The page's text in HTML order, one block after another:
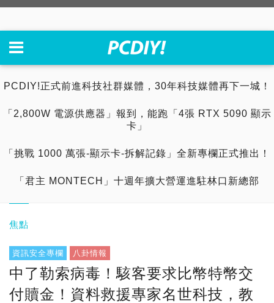
PCDIY!正式前進科技社群媒體，30年科技媒體再下一城！
「2,800W 電源供應器」報到，能跑「4張 RTX 5090 顯示
卡」
「挑戰 1000 萬張-顯示卡-拆解記錄」全新專欄正式推出！
「君主 MONTECH」十週年擴大營運進駐林口新總部
焦點
資訊安全專欄 八卦情報
中了勒索病毒！駭客要求比幣特幣交
付贖金！資料救援專家名世科技，教